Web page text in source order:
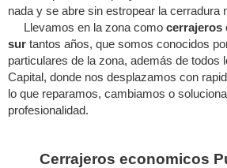
nada y se abre sin estropear la cerradura
Llevamos en la zona como cerrajeros
sur tantos años, que somos conocidos
particulares de la zona, además de todos
Capital, donde nos desplazamos con
lo que reparamos, cambiamos o
profesionalidad.
Cerrajeros economicos